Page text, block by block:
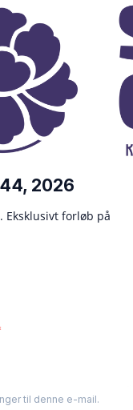
44, 2026
Eksklusivt forløb på
til denne e-mail.